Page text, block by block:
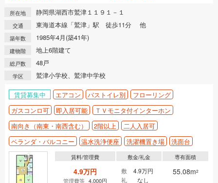
所在地 静岡県湖西市鷲津１１９１－１
交通 東海道本線「鷲津」駅 徒歩11分 他
築年数 1985年4月(築41年)
建物階 地上6階建て
総戸数 48戸
学区 鷲津小学校、鷲津中学校
賃貸募集中 エアコン バストイレ別
フローリング
ガスコンロ可
即入居可能
ＴＶモニタ付インターホン
南向き（南東・南西含む）
2階以上
二人入居可
ベランダ・バルコニー
温水洗浄便座 洗濯機置き場 洗面台
賃料/管理費
4.9万円
管理費等 4,000円
敷金/礼金
敷
4.9万円
礼
なし
専有面積
55.08m2